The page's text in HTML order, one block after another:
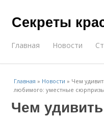
Секреты
Главная Новости
Главная » Новости » Чем
любимoгo: умecтныe
Чем